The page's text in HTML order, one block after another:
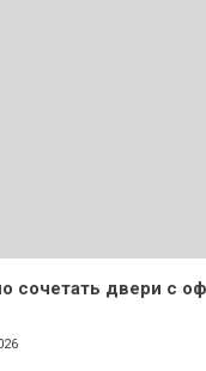
сочетать двери с